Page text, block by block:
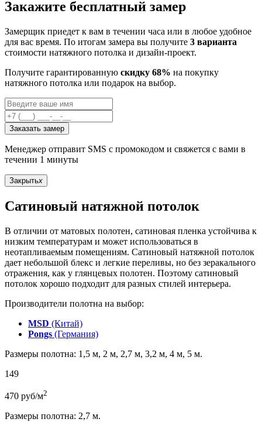
Закажите бесплатный замер
Замерщик приедет к вам в течении часа или в любое удобное
для вас время. По итогам замера вы получите 3 варианта
стоимости натяжного потолка и дизайн-проект.
Получите гарантированную скидку 68% на покупку
натяжного потолка или подарок на выбор.
Заказать замер
Менеджер отправит SMS с промокодом и свяжется с вами в
течении 1 минуты
Закрытьx
Сатиновый натяжной потолок
В отличии от матовых полотен, сатиновая пленка устойчива к
низким температурам и может использоваться в
неотапливаемым помещениям. Сатиновый натяжной потолок
дает небольшой блекс и легкие переливы, но без зеракального
отражения, как у глянцевых полотен. Поэтому сатиновый
потолок хорошо подходит для разных стилей интерьера.
Производители полотна на выбор:
MSD (Китай)
Pongs (Германия)
Размеры полотна: 1,5 м, 2 м, 2,7 м, 3,2 м, 4 м, 5 м.
149
470 руб/м2
Размеры полотна: 2,7 м.